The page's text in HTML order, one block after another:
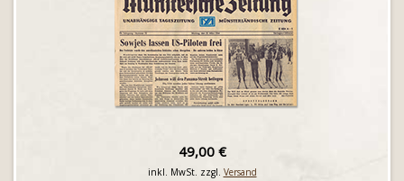
49,00 €
inkl. MwSt. zzgl. Versand